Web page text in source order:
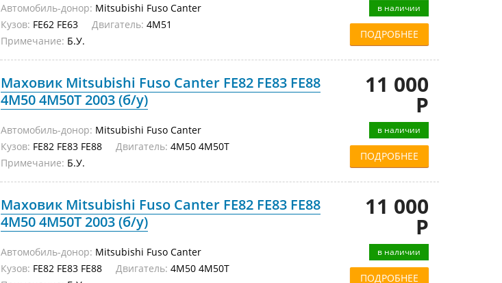
Автомобиль-донор: Mitsubishi Fuso Canter
Кузов: FE62 FE63 Двигатель: 4M51
Примечание: Б.У.
в наличии
ПОДРОБНЕЕ
Маховик Mitsubishi Fuso Canter FE82 FE83 FE88
4M50 4M50T 2003 (б/у)
Автомобиль-донор: Mitsubishi Fuso Canter
Кузов: FE82 FE83 FE88 Двигатель: 4M50 4M50T
Примечание: Б.У.
11 000
Р
в наличии
ПОДРОБНЕЕ
Маховик Mitsubishi Fuso Canter FE82 FE83 FE88
4M50 4M50T 2003 (б/у)
Автомобиль-донор: Mitsubishi Fuso Canter
Кузов: FE82 FE83 FE88 Двигатель: 4M50 4M50T
11 000
Р
в наличии
ПОДРОБНЕЕ